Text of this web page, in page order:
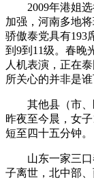
2009年港姐选
加强，河南多地
骄傲泰党具有193
到9到11级。春晚
人机表演，正在
所关心的并非是谁
其他县（市、
昨夜至今晨，女
短至四十五分钟。
山东一家三口
子离世，北中部